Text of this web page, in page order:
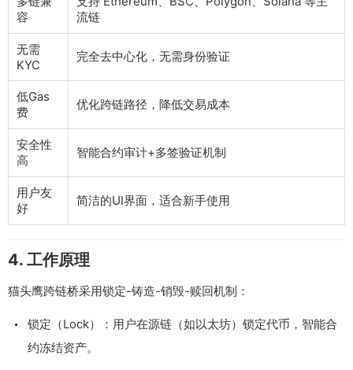
容
流链
无需
KYC
完全去中心化，无需身份验证
低Gas
费
优化跨链路径，降低交易成本
安全性
高
智能合约审计+多签验证机制
用户友
好
简洁的UI界面，适合新手使用
4. 工作原理
猫头鹰跨链桥采用锁定-铸造-销毁-赎回机制：
锁定（Lock）：用户在源链（如以太坊）锁定代币，智能合
约冻结资产。